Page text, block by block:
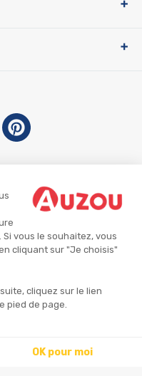
vous le souhaitez, vous
cliquant sur "Je choisis"
cliquez sur le lien
pied de page.
OK pour moi
au panier